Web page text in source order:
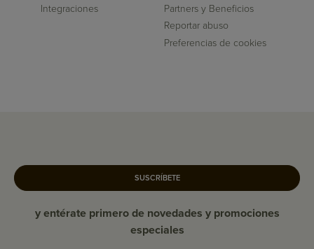
Integraciones
Partners y Beneficios
Reportar abuso
Preferencias de cookies
SUSCRÍBETE
y entérate primero de novedades y promociones
especiales